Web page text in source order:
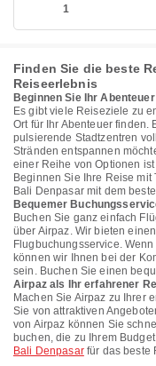
1
Finden Sie die beste
Reiseerlebnis
Beginnen Sie Ihr
Es gibt viele Reiseziele zu
Ort für Ihr Abenteuer finden.
pulsierende Stadtzentren
Stränden entspannen
einer Reihe von Optionen
Beginnen Sie Ihre Reise
Bali Denpasar mit dem
Bequemer
Buchen Sie ganz einfach
über Airpaz. Wir bieten
Flugbuchungsservice.
können wir Ihnen bei der
sein. Buchen Sie einen
Airpaz als Ihr erfahrener
Machen Sie Airpaz zu Ihrer
Sie von attraktiven
von Airpaz können Sie
buchen, die zu Ihrem
Bali Denpasarfür das beste